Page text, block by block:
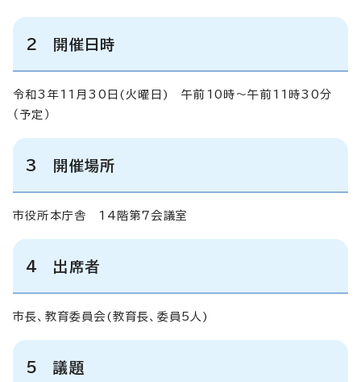
2 開催日時
令和3年11月30日(火曜日) 午前10時～午前11時30分
（予定）
3 開催場所
市役所本庁舎 14階第7会議室
4 出席者
市長、教育委員会(教育長、委員5人)
5 議題